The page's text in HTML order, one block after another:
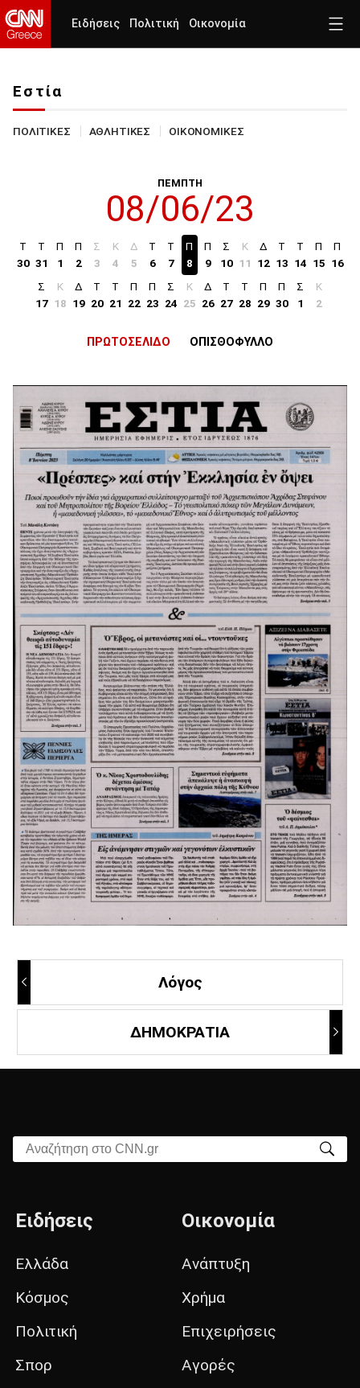
Ειδήσεις Πολιτική Οικονομία
Εστία
ΠΟΛΙΤΙΚΕΣ ΑΘΛΗΤΙΚΕΣ ΟΙΚΟΝΟΜΙΚΕΣ
ΠΕΜΠΤΗ
08/06/23
Τ
30
Τ
31
Π
1
Π
2
Σ
3
Κ
4
Δ
5
Τ
6
Τ
7
Π
8
Π
9
Σ
10
Κ
11
Δ
12
Τ
13
Τ
14
Π
15
Π
16
Σ
17
Κ
18
Δ
19
Τ
20
Τ
21
Π
22
Π
23
Σ
24
Κ
25
Δ
26
Τ
27
Τ
28
Π
29
Π
30
Σ
1
Κ
2
ΠΡΩΤΟΣΕΛΙΔΟ ΟΠΙΣΘΟΦΥΛΛΟ
Λόγος
ΔΗΜΟΚΡΑΤΙΑ
Αναζήτηση στο CNN.gr
Ειδήσεις
Ελλάδα
Κόσμος
Πολιτική
Σπορ
Οικονομία
Ανάπτυξη
Χρήμα
Επιχειρήσεις
Αγορές